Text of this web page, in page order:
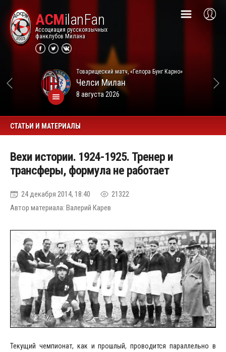
ACMilanFan
Ассоциация русскоязычных
фанклубов Милана
Товарищеский матч, «Гелора Бунг Карно»
ЧелсиМилан
8 августа 2026
СТАТЬИ И МАТЕРИАЛЫ
Вехи истории. 1924-1925. Тренер и
трансферы, формула не работает
24 декабря 2014, 18:40
21322
Автор материала: Валерий Карев
Текущий чемпионат, как и прошлый, проводится параллельно в